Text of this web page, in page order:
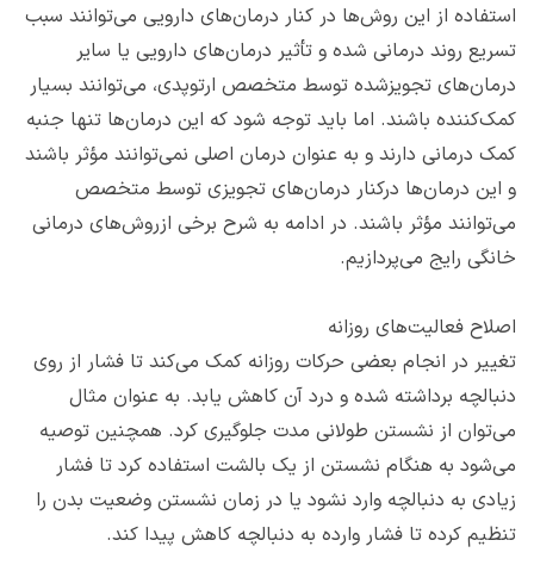
استفاده از این روش‌ها در کنار درمان‌های دارویی می‌توانند سبب
تسریع روند درمانی شده و تأثیر درمان‌های دارویی یا سایر
درمان‌های تجویزشده توسط متخصص ارتوپدی، می‌توانند بسیار
کمک‌کننده باشند. اما باید توجه شود که این درمان‌ها تنها جنبه
کمک درمانی دارند و به عنوان درمان اصلی نمی‌توانند مؤثر باشند
و این درمان‌ها درکنار درمان‌های تجویزی توسط متخصص
می‌توانند مؤثر باشند. در ادامه به شرح برخی ازروش‌های درمانی
خانگی رایج می‌پردازیم.
اصلاح فعالیت‌های روزانه
تغییر در انجام بعضی حرکات روزانه کمک می‌کند تا فشار از روی
دنبالچه برداشته شده و درد آن کاهش یابد. به عنوان مثال
می‌توان از نشستن طولانی‌ مدت جلوگیری کرد. همچنین توصیه
می‌شود به هنگام نشستن از یک بالشت استفاده کرد تا فشار
زیادی به دنبالچه وارد نشود یا در زمان نشستن وضعیت بدن را
تنظیم کرده تا فشار وارده به دنبالچه کاهش پیدا کند.